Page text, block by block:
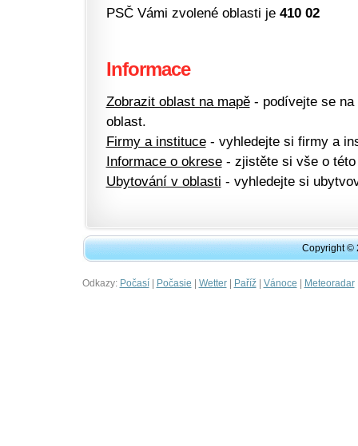
PSČ Vámi zvolené oblasti je 410 02
Informace
Zobrazit oblast na mapě- podívejte se na
oblast.
Firmy a instituce- vyhledejte si firmy a
Informace o okrese- zjistěte si vše o této
Ubytování v oblasti - vyhledejte si
Copyright ©
Odkazy: Počasí| Počasie | Wetter| Paříž| Vánoce | Meteoradar